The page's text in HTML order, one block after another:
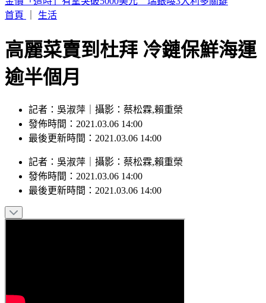
嗎？
高麗菜賣到杜拜 冷鏈保鮮海運
逾半個月
記者：吳淑萍｜攝影：蔡松霖,賴重榮
發佈時間：2021.03.06 14:00
記者：吳淑萍｜ 攝影：蔡松霖,賴重榮
發佈時間：2021.03.06 14:00